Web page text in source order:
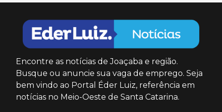
Encontre as notícias de Joaçaba e região.
Busque ou anuncie sua vaga de emprego. Seja
bem vindo ao Portal Éder Luiz, referência em
notícias no Meio-Oeste de Santa Catarina.